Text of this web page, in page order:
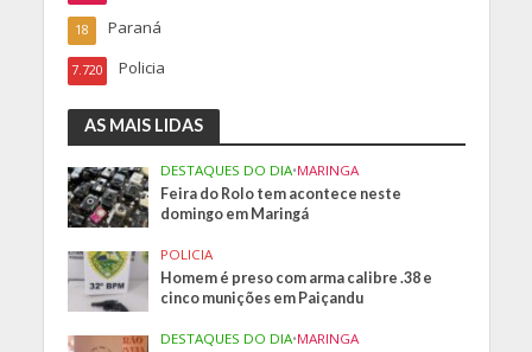
Paraná
18
Policia
7.720
AS MAIS LIDAS
DESTAQUES DO DIA•MARINGA
Feira do Rolo tem acontece neste
domingo em Maringá
POLICIA
Homem é preso com arma calibre .38 e
cinco munições em Paiçandu
DESTAQUES DO DIA•MARINGA